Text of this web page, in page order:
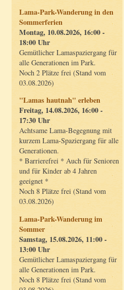
Lama-Park-Wanderung in den
Sommerferien
Montag, 10.08.2026, 16:00 -
18:00 Uhr
Gemütlicher Lamaspaziergang für
alle Generationen im Park.
Noch 2 Plätze frei (Stand vom
03.08.2026)
"Lamas hautnah" erleben
Freitag, 14.08.2026, 16:00 -
17:30 Uhr
Achtsame Lama-Begegnung mit
kurzem Lama-Spaziergang für alle
Generationen.
* Barrierefrei * Auch für Senioren
und für Kinder ab 4 Jahren
geeignet *
Noch 8 Plätze frei (Stand vom
03.08.2026)
Lama-Park-Wanderung im
Sommer
Samstag, 15.08.2026, 11:00 -
13:00 Uhr
Gemütlicher Lamaspaziergang für
alle Generationen im Park.
Noch 8 Plätze frei (Stand vom